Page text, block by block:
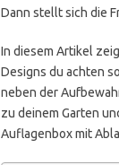
Dann stellt sich die
In diesem Artikel
Designs du achten
neben der
zu deinem Garten
Auflagenbox mit